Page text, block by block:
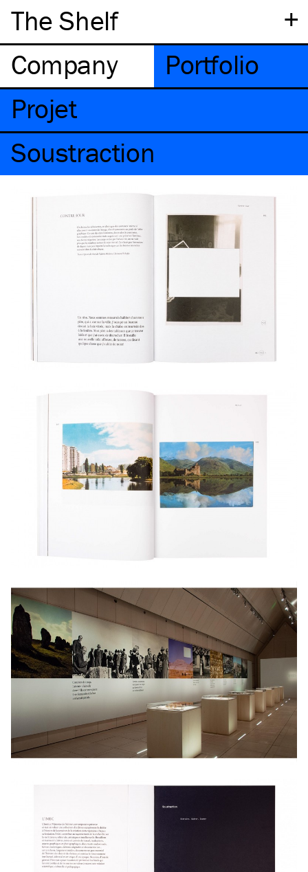
+
The Shelf
Company
Portfolio
Projet
Soustraction